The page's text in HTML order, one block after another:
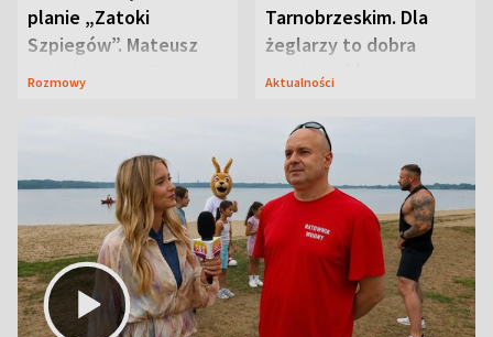
planie „Zatoki
Szpiegów”. Mateusz
Janicki odsłonił
Rozmowy
Tarnobrzeskim. Dla
żeglarzy to dobra
wiadomość
Aktualności